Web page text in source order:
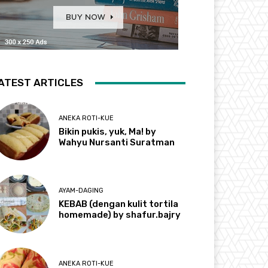
ARTICLES
ANEKA ROTI-KUE
Bikin pukis, yuk, Ma! by
Wahyu Nursanti Suratman
AYAM-DAGING
KEBAB (dengan kulit tortila
homemade) by shafur.bajry
ANEKA ROTI-KUE